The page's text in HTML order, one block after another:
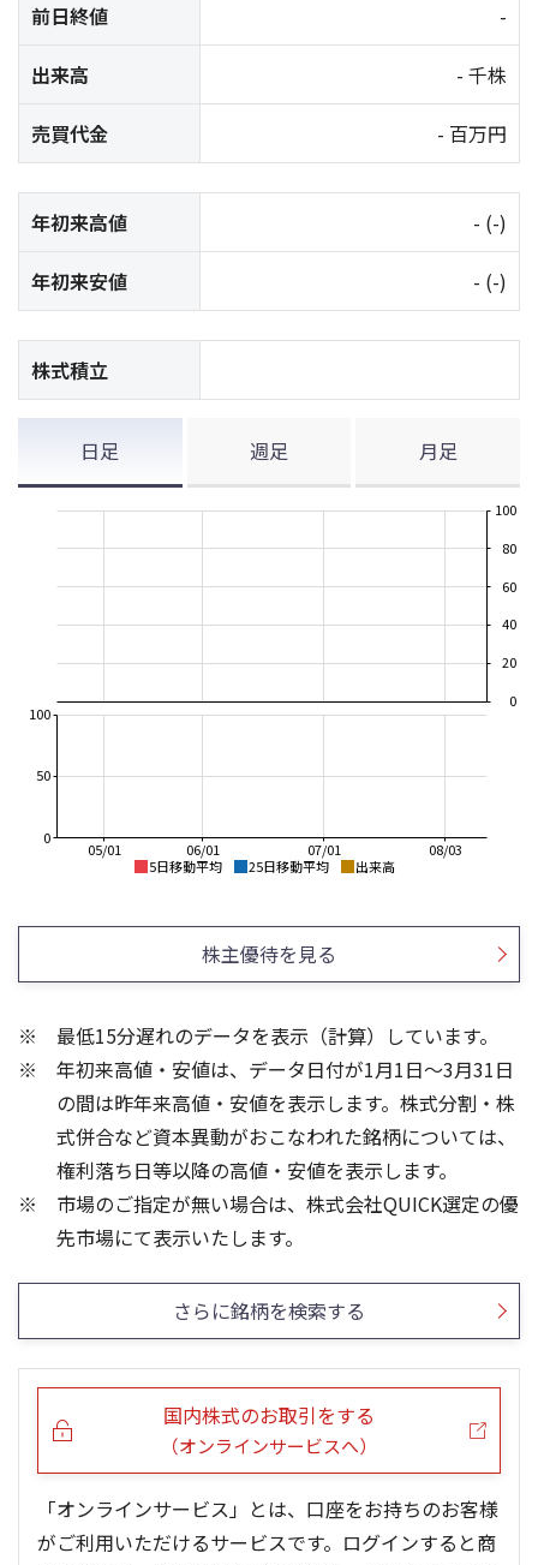
前日終値 -
出来高 - 千株
売買代金 - 百万円
年初来高値 - (-)
年初来安値 - (-)
株式積立
日足 週足 月足
5日移動平均 25日移動平均 出来高
08/03
07/01
06/01
05/01
0
20
40
60
80
100
0
50
100
25/12
25/10
25/08
25/06
25/04
762
24/01
23/01
22/01
21/01
650
700
株主優待を見る
最低15分遅れのデータを表示（計算）しています。
年初来高値・安値は、データ日付が1月1日～3月31日
の間は昨年来高値・安値を表示します。株式分割・株
式併合など資本異動がおこなわれた銘柄については、
権利落ち日等以降の高値・安値を表示します。
市場のご指定が無い場合は、株式会社QUICK選定の優
先市場にて表示いたします。
さらに銘柄を検索する
国内株式のお取引をする
（オンラインサービスへ）
「オンラインサービス」とは、口座をお持ちのお客様
がご利用いただけるサービスです。ログインすると商